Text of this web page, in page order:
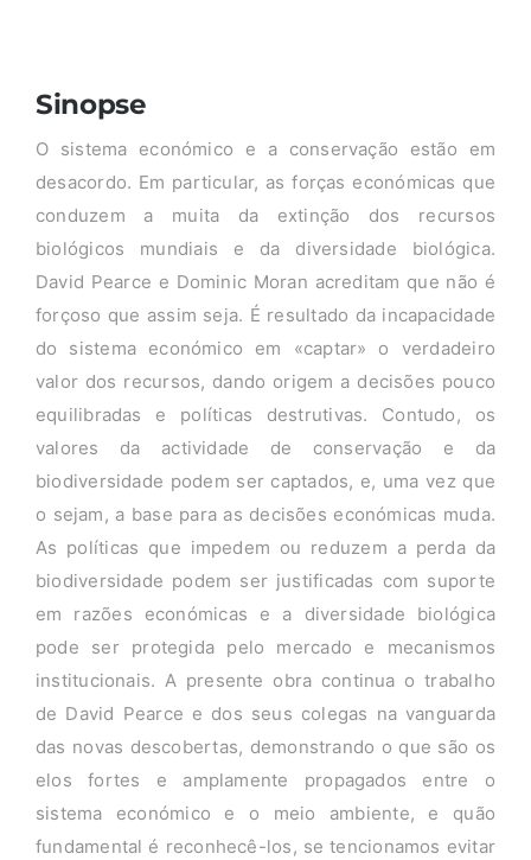
Sinopse
O sistema económico e a conservação estão em
desacordo. Em particular, as forças económicas que
conduzem a muita da extinção dos recursos
biológicos mundiais e da diversidade biológica.
David Pearce e Dominic Moran acreditam que não é
forçoso que assim seja. É resultado da incapacidade
do sistema económico em «captar» o verdadeiro
valor dos recursos, dando origem a decisões pouco
equilibradas e políticas destrutivas. Contudo, os
valores da actividade de conservação e da
biodiversidade podem ser captados, e, uma vez que
o sejam, a base para as decisões económicas muda.
As políticas que impedem ou reduzem a perda da
biodiversidade podem ser justificadas com suporte
em razões económicas e a diversidade biológica
pode ser protegida pelo mercado e mecanismos
institucionais. A presente obra continua o trabalho
de David Pearce e dos seus colegas na vanguarda
das novas descobertas, demonstrando o que são os
elos fortes e amplamente propagados entre o
sistema económico e o meio ambiente, e quão
fundamental é reconhecê-los, se tencionamos evitar